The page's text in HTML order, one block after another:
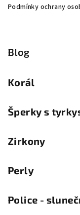
Podmínky ochrany
Blog
Korál
Šperky s
Zirkony
Perly
Police -